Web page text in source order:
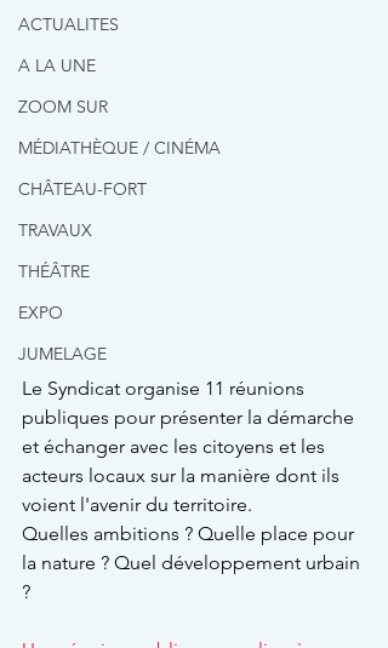
ACTUALITES
A LA UNE
ZOOM SUR
MÉDIATHÈQUE / CINÉMA
CHÂTEAU-FORT
TRAVAUX
THÉÂTRE
EXPO
JUMELAGE
Le Syndicat organise 11 réunions
publiques pour présenter la démarche
et échanger avec les citoyens et les
acteurs locaux sur la manière dont ils
voient l'avenir du territoire.
Quelles ambitions ? Quelle place pour
la nature ? Quel développement urbain
?